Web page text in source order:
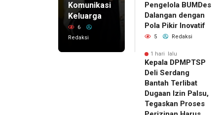
Komunikasi
Keluarga
6
Redaksi
Pengelola BUMDes
Dalangan dengan
Pola Pikir Inovatif
5 Redaksi
1 hari lalu
Kepala DPMPTSP
Deli Serdang
Bantah Terlibat
Dugaan Izin Palsu,
Tegaskan Proses